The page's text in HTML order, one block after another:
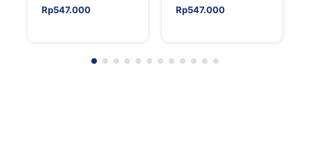
Case Include 4
Rp547.000
Case Include 4
Rp547.000